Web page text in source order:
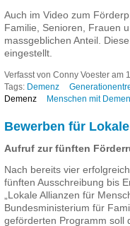
Auch im Video zum
Familie, Senioren, Frauen
massgeblichen Anteil.
eingestellt.
Verfasst von Conny Voester am
Tags: Demenz
Demenz
Menschen mit
Bewerben für
Aufruf zur fünften
Nach bereits vier
fünften Ausschreibung bis
„Lokale Allianzen für
Bundesministerium für
geförderten Programm soll